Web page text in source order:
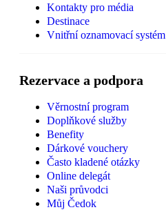
Kontakty pro média
Destinace
Vnitřní oznamovací systém
Rezervace a podpora
Věrnostní program
Doplňkové služby
Benefity
Dárkové vouchery
Často kladené otázky
Online delegát
Naši průvodci
Můj Čedok